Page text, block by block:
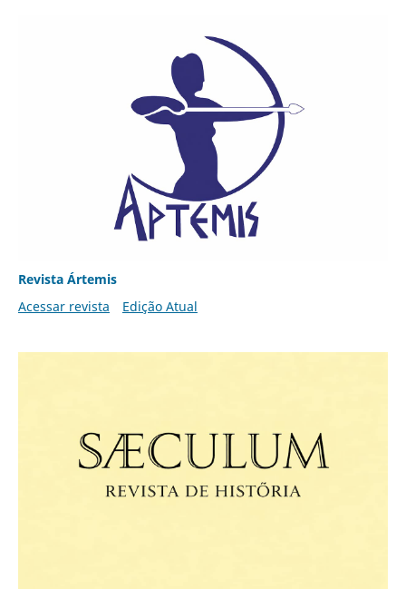
Revista Ártemis
Acessar revista
Edição Atual